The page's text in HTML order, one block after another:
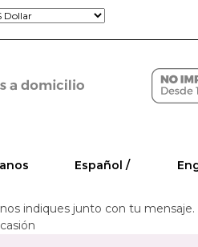
Español /
indiques junto con tu